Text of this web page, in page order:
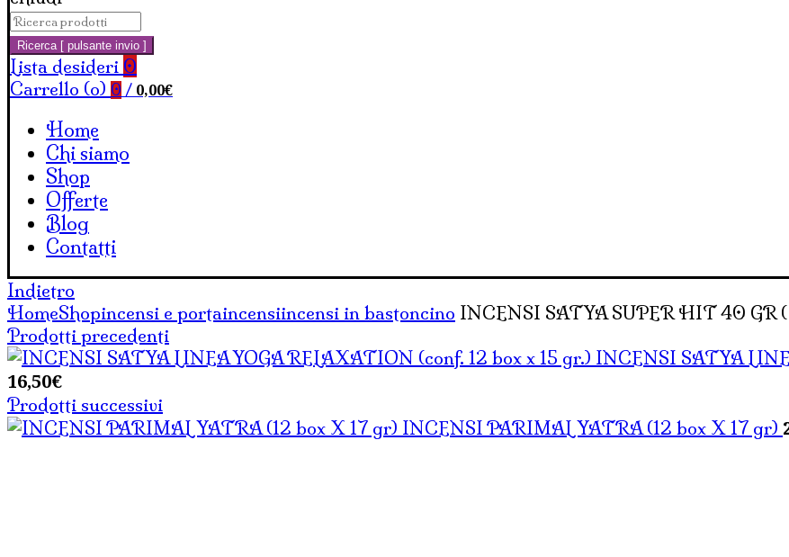
Carrello
Cerca:
Ricerca [ pulsante invio ]
Lista desideri 0
Carrello (o) 0 / 0,00€
Home
Chi siamo
Shop
Offerte
Blog
Contatti
Indietro
HomeShopincensi e portaincensiincensi in bastoncino INCENSI SATYA SUPER HIT 40 GR
Prodotti precedenti
INCENSI SATYA
16,50€
Prodotti successivi
INCENSI PARIMAL YATRA (12 box X 17 gr)